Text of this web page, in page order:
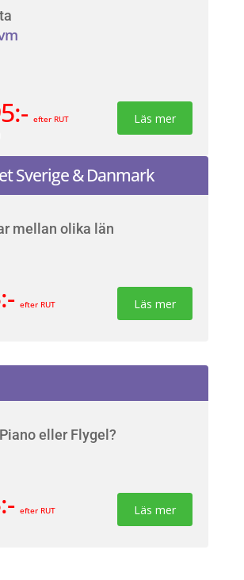
efter RUT Läs mer
Sverige & Danmark
mellan olika län
efter RUT Läs mer
eller Flygel?
efter RUT Läs mer